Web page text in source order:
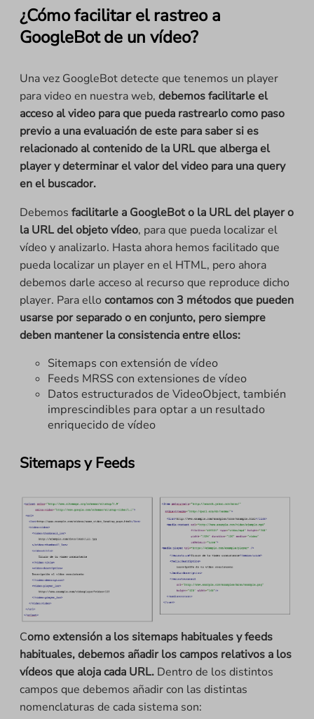
¿Cómo facilitar el rastreo a
GoogleBot de un vídeo?
Una vez GoogleBot detecte que tenemos un player
para video en nuestra web, debemos facilitarle el
acceso al video para que pueda rastrearlo como paso
previo a una evaluación de este para saber si es
relacionado al contenido de la URL que alberga el
player y determinar el valor del video para una query
en el buscador.
Debemos facilitarle a GoogleBot o la URL del player o
la URL del objeto vídeo, para que pueda localizar el
vídeo y analizarlo. Hasta ahora hemos facilitado que
pueda localizar un player en el HTML, pero ahora
debemos darle acceso al recurso que reproduce dicho
player. Para ello contamos con 3 métodos que pueden
usarse por separado o en conjunto, pero siempre
deben mantener la consistencia entre ellos:
Sitemaps con extensión de vídeo
Feeds MRSS con extensiones de vídeo
Datos estructurados de VideoObject, también
imprescindibles para optar a un resultado
enriquecido de vídeo
Sitemaps y Feeds
Como extensión a los sitemaps habituales y feeds
habituales, debemos añadir los campos relativos a los
vídeos que aloja cada URL. Dentro de los distintos
campos que debemos añadir con las distintas
nomenclaturas de cada sistema son: